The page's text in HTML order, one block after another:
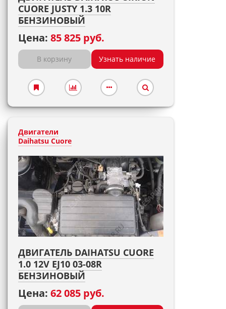
CUORE JUSTY 1.3 10R
БЕНЗИНОВЫЙ
Цена: 85 825 руб.
В корзину Узнать наличие
Двигатели
Daihatsu Cuore
ДВИГАТЕЛЬ DAIHATSU CUORE
1.0 12V EJ10 03-08R
БЕНЗИНОВЫЙ
Цена: 62 085 руб.